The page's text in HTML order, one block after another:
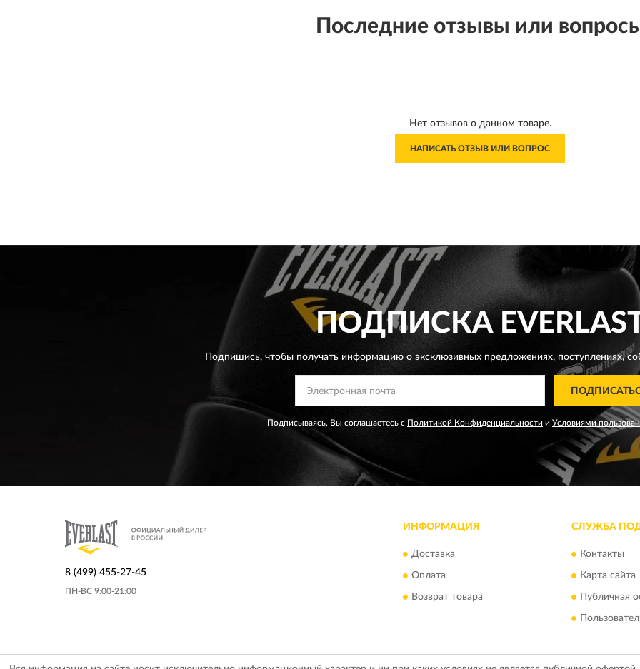
Последние отзывы или
Нет отзывов о данном товаре.
НАПИСАТЬ ОТЗЫВ ИЛИ ВОПРОС
ПОДПИСКА
Подпишись, чтобы получать информацию о эксклюзивных предложениях,поступлениях,
Подписываясь, Вы соглашаетесь с Политикой Конфиденциальности и Условиями
8 (499) 455-27-45
ПН-ВС 9:00-21:00
ИНФОРМАЦИЯ
Доставка
Оплата
Возврат товара
СЛУЖБА
Контакты
Карта сайта
Публичная